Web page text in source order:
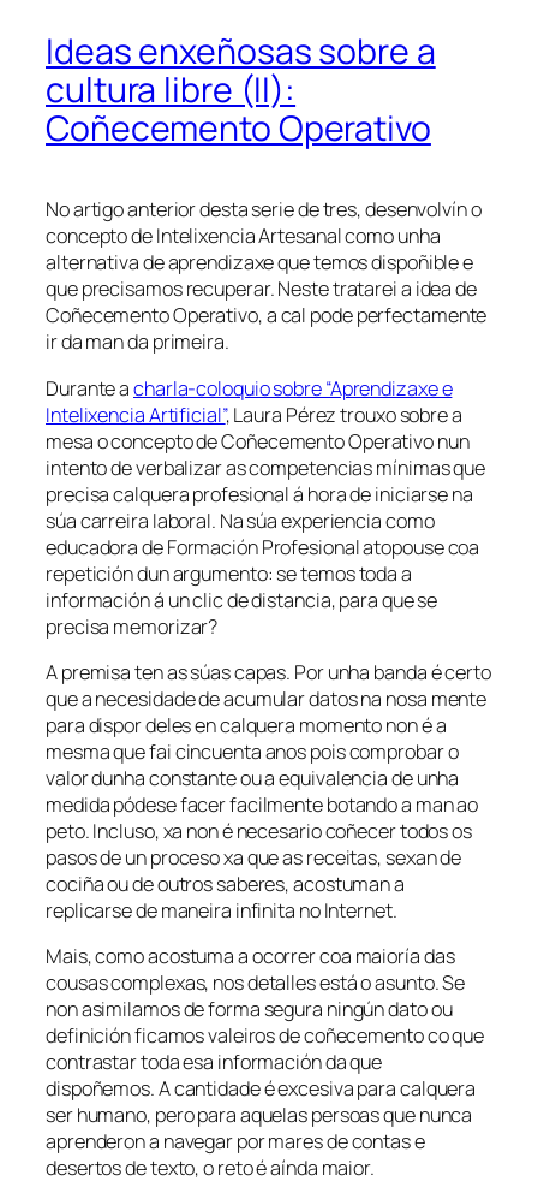
Ideas enxeñosas sobre a
cultura libre (II):
Coñecemento Operativo
No artigo anterior desta serie de tres, desenvolvín o
concepto de Intelixencia Artesanal como unha
alternativa de aprendizaxe que temos dispoñible e
que precisamos recuperar. Neste tratarei a idea de
Coñecemento Operativo,a cal pode perfectamente
ir da man da primeira.
Durante acharla-coloquio sobre “Aprendizaxe e
Intelixencia Artificial”, Laura Pérez trouxo sobre a
mesa o concepto deCoñecemento Operativonun
intento de verbalizar as competencias mínimas que
precisa calquera profesional á hora de iniciarse na
súa carreira laboral. Na súa experiencia como
educadora de Formación Profesional atopouse coa
repetición dun argumento: se temos toda a
información á un clic de distancia, para que se
precisa memorizar?
A premisa ten as súas capas. Por unha banda é certo
que a necesidade de acumular datos na nosa mente
para dispor deles en calquera momento non é a
mesma que fai cincuenta anos pois comprobar o
valor dunha constante ou a equivalencia de unha
medida pódese facer facilmente botando a man ao
peto. Incluso, xa non é necesario coñecer todos os
pasos de un proceso xa que as receitas, sexan de
cociña ou de outros saberes, acostuman a
replicarse de maneira infinita no Internet.
Mais, como acostuma a ocorrer coa maioría das
cousas complexas, nos detalles está o asunto. Se
non asimilamos de forma segura ningún dato ou
definición ficamos valeiros de coñecemento co que
contrastar toda esa información da que
dispoñemos. A cantidade é excesiva para calquera
ser humano, pero para aquelas persoas que nunca
aprenderon a navegar por mares de contas e
desertos de texto, o reto é aínda maior.